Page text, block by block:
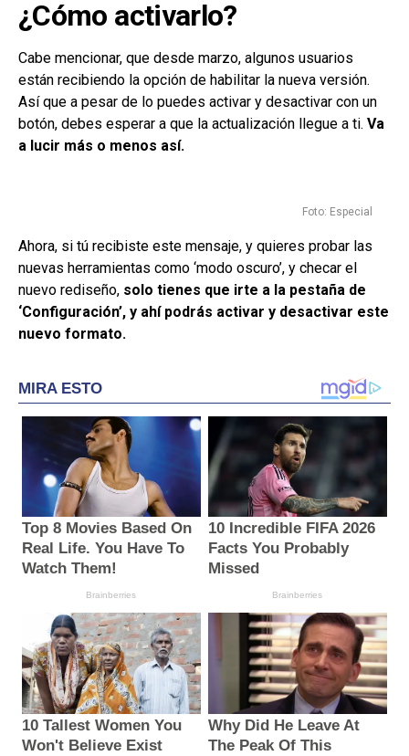
¿Cómo activarlo?
Cabe mencionar, que desde marzo, algunos usuarios
están recibiendo la opción de habilitar la nueva versión.
Así que a pesar de lo puedes activar y desactivar con un
botón, debes esperar a que la actualización llegue a ti. Va
a lucir más o menos así.
Foto: Especial
Ahora, si tú recibiste este mensaje, y quieres probar las
nuevas herramientas como ‘modo oscuro’, y checar el
nuevo rediseño, solo tienes que irte a la pestaña de
‘Configuración’, y ahí podrás activar y desactivar este
nuevo formato.